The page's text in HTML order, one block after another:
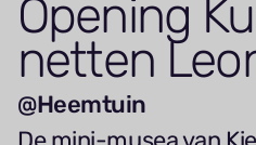
Opening
netten
@Heemtuin